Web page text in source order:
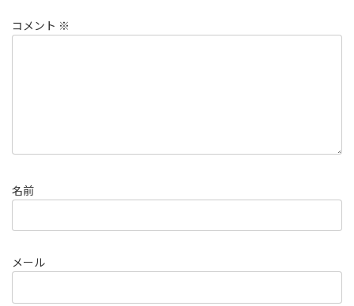
コメント ※
名前
メール